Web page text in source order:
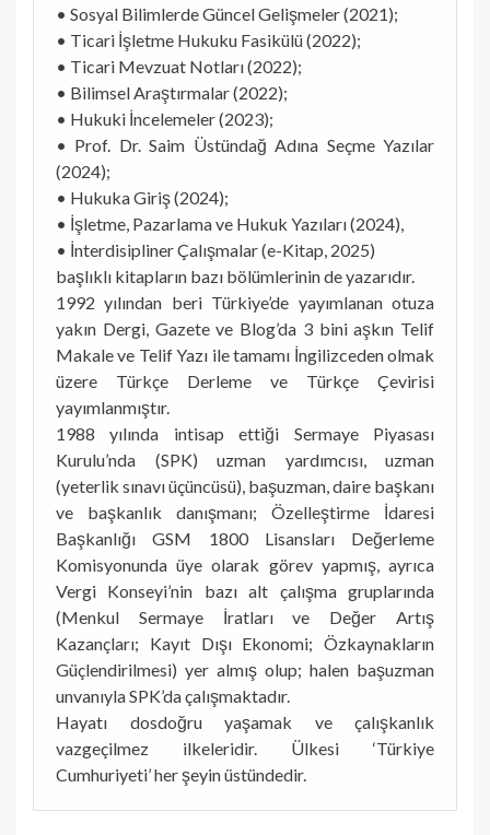
• Sosyal Bilimlerde Güncel Gelişmeler (2021);
• Ticari İşletme Hukuku Fasikülü (2022);
• Ticari Mevzuat Notları (2022);
• Bilimsel Araştırmalar (2022);
• Hukuki İncelemeler (2023);
• Prof. Dr. Saim Üstündağ Adına Seçme Yazılar
(2024);
• Hukuka Giriş (2024);
• İşletme, Pazarlama ve Hukuk Yazıları (2024),
• İnterdisipliner Çalışmalar (e-Kitap, 2025)
başlıklı kitapların bazı bölümlerinin de yazarıdır.
1992 yılından beri Türkiye’de yayımlanan otuza
yakın Dergi, Gazete ve Blog’da 3 bini aşkın Telif
Makale ve Telif Yazı ile tamamı İngilizceden olmak
üzere Türkçe Derleme ve Türkçe Çevirisi
yayımlanmıştır.
1988 yılında intisap ettiği Sermaye Piyasası
Kurulu’nda (SPK) uzman yardımcısı, uzman
(yeterlik sınavı üçüncüsü), başuzman, daire başkanı
ve başkanlık danışmanı; Özelleştirme İdaresi
Başkanlığı GSM 1800 Lisansları Değerleme
Komisyonunda üye olarak görev yapmış, ayrıca
Vergi Konseyi’nin bazı alt çalışma gruplarında
(Menkul Sermaye İratları ve Değer Artış
Kazançları; Kayıt Dışı Ekonomi; Özkaynakların
Güçlendirilmesi) yer almış olup; halen başuzman
unvanıyla SPK’da çalışmaktadır.
Hayatı dosdoğru yaşamak ve çalışkanlık
vazgeçilmez ilkeleridir. Ülkesi ‘Türkiye
Cumhuriyeti’ her şeyin üstündedir.